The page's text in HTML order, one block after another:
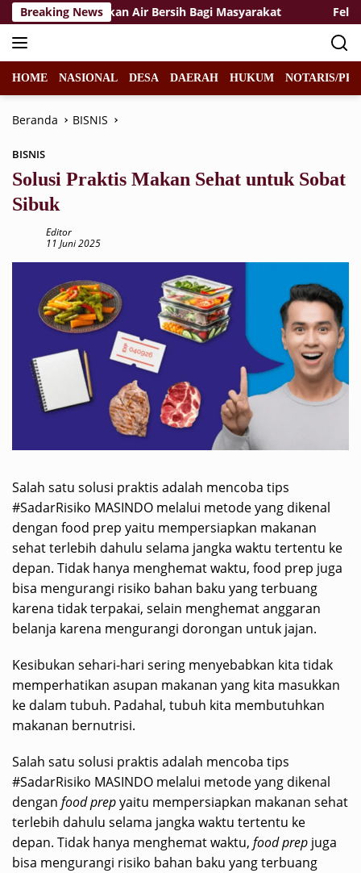
Langsung
ke
konten
Breaking News
Salurkan Air Bersih Bagi Masyarakat Felicia
HOME NASIONAL DESA DAERAH HUKUM NOTARIS/
Beranda BISNIS
BISNIS
Solusi Praktis Makan Sehat untuk Sobat
Sibuk
Editor
11 Juni 2025
Salah satu solusi praktis adalah mencoba tips
#SadarRisiko MASINDO melalui metode yang dikenal
dengan food prep yaitu mempersiapkan makanan
sehat terlebih dahulu selama jangka waktu tertentu ke
depan. Tidak hanya menghemat waktu, food prep juga
bisa mengurangi risiko bahan baku yang terbuang
karena tidak terpakai, selain menghemat anggaran
belanja karena mengurangi dorongan untuk jajan.
Kesibukan sehari-hari sering menyebabkan kita tidak
memperhatikan asupan makanan yang kita masukkan
ke dalam tubuh. Padahal, tubuh kita membutuhkan
makanan bernutrisi.
Salah satu solusi praktis adalah mencoba tips
#SadarRisiko MASINDO melalui metode yang dikenal
dengan food prepyaitu mempersiapkan makanan sehat
terlebih dahulu selama jangka waktu tertentu ke
depan. Tidak hanya menghemat waktu, food prep juga
bisa mengurangi risiko bahan baku yang terbuang